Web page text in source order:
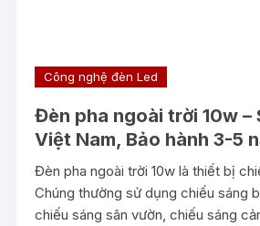
Công nghệ đèn Led
Đèn pha ngoài trời 10w –
Việt Nam, Bảo hành 3-5
Đèn pha ngoài trời 10w là thiết bị
Chúng thường sử dụng chiếu sáng
chiếu sáng sân vườn, chiếu sáng